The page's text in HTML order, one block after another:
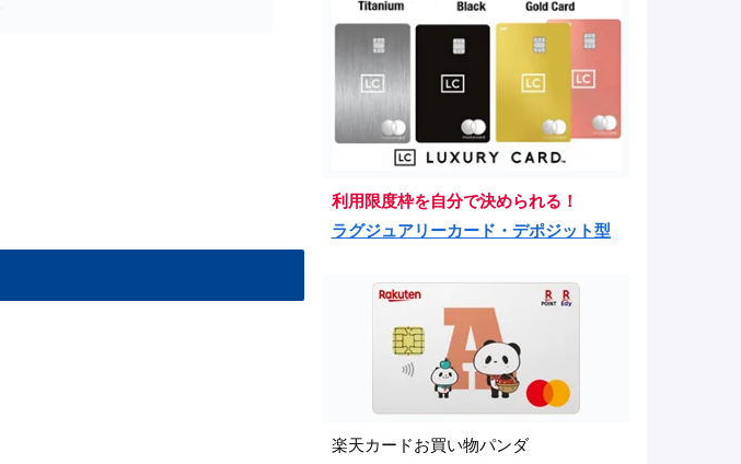
利用限度枠を自分で決められる！
ラグジュアリーカード・デポジット型
楽天カードお買い物パンダ